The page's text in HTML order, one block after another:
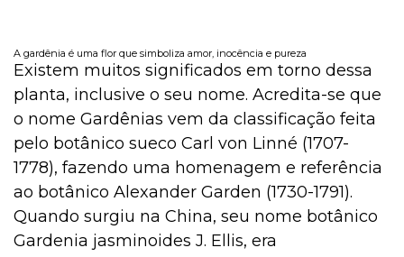
A gardênia é uma flor que simboliza amor, inocência e pureza
Existem muitos significados em torno dessa
planta, inclusive o seu nome. Acredita-se que
o nome Gardênias vem da classificação feita
pelo botânico sueco Carl von Linné (1707-
1778), fazendo uma homenagem e referência
ao botânico Alexander Garden (1730-1791).
Quando surgiu na China, seu nome botânico
Gardenia jasminoides J. Ellis, era